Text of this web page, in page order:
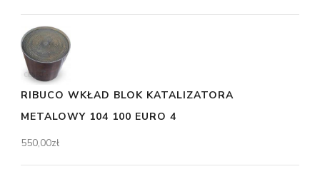
RIBUCO WKŁAD BLOK KATALIZATORA
METALOWY 104 100 EURO 4
550,00zł